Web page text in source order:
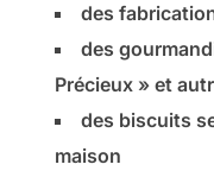
des
des
Précieux » et
des biscuits
maison